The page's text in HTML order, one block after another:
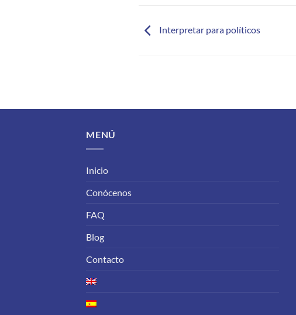
Interpretar para políticos
MENÚ
Inicio
Conócenos
FAQ
Blog
Contacto